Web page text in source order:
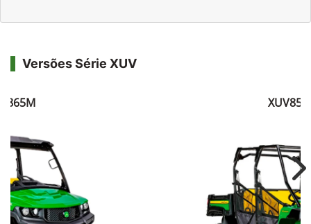
Versões Série XUV